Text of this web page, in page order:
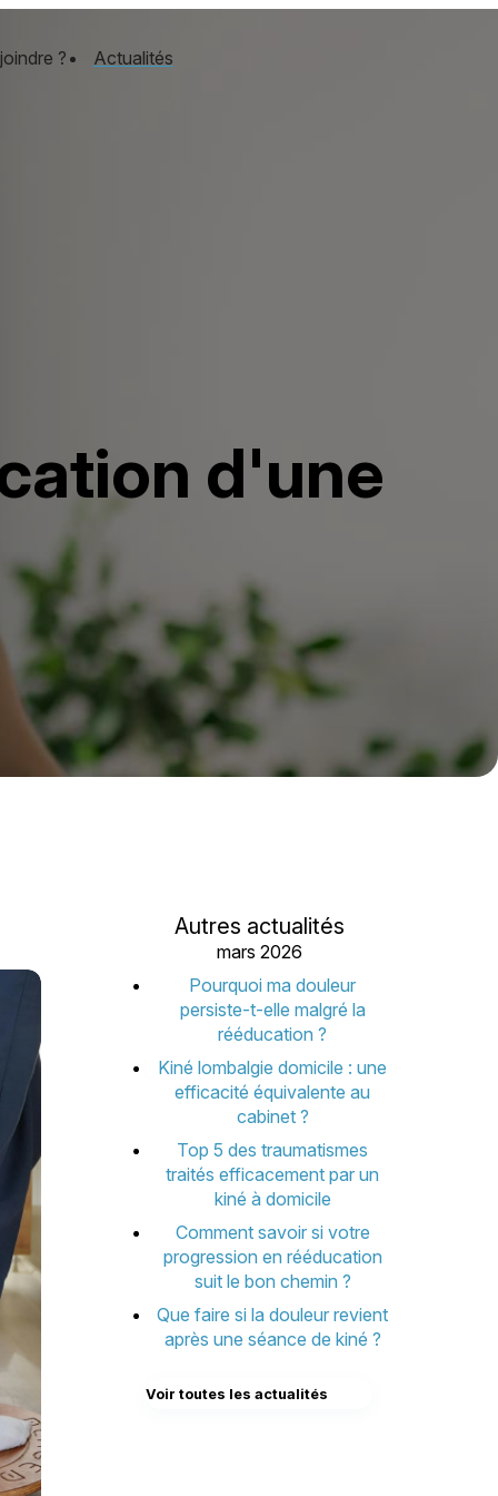
? Actualités
d'une
Autres actualités
mars 2026
Pourquoi ma douleur
persiste-t-elle malgré la
rééducation ?
Kiné lombalgie domicile : une
efficacité équivalente au
cabinet ?
Top 5 des traumatismes
traités efficacement par un
kiné à domicile
Comment savoir si votre
progression en rééducation
suit le bon chemin ?
Que faire si la douleur revient
après une séance de kiné ?
Voir toutes les actualités